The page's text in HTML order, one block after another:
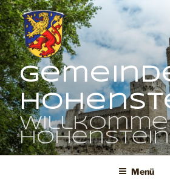
Zum
Inhalt
springen
Hohenstein
Menü